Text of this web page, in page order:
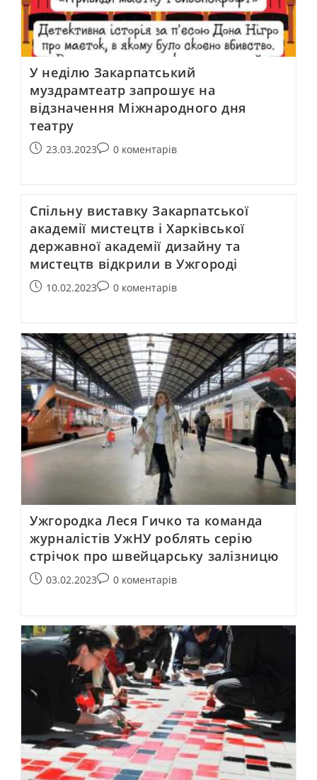
У неділю Закарпатський
муздрамтеатр запрошує на
відзначення Міжнародного дня
театру
23.03.2023 0 коментарів
Спільну виставку Закарпатської
академії мистецтв і Харківської
державної академії дизайну та
мистецтв відкрили в Ужгороді
10.02.2023 0 коментарів
Ужгородка Леся Гичко та команда
журналістів УжНУ роблять серію
стрічок про швейцарську залізницю
03.02.2023 0 коментарів